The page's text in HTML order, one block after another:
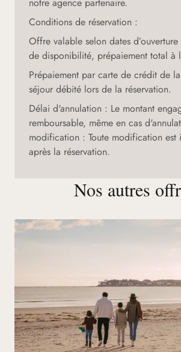
notre agence partenaire.
Conditions de réservation :
Offre valable selon dates d’ouverture
de disponibilité, prépaiement total à
Prépaiement par carte de crédit de
séjour débité lors de la réservation.
Délai d'annulation : Le montant
remboursable, même en cas
modification : Toute modification est
après la réservation.
Nos autres